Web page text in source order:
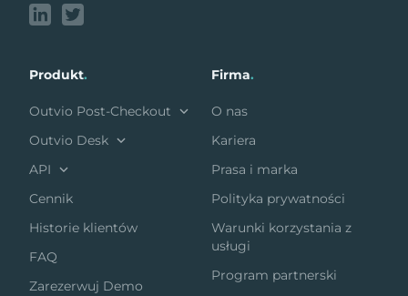
Produkt.
Outvio Post-Checkout
Outvio Desk
API
Cennik
Historie klientów
FAQ
Zarezerwuj Demo
Firma.
O nas
Kariera
Prasa i marka
Polityka prywatności
Warunki korzystania z
usługi
Program partnerski